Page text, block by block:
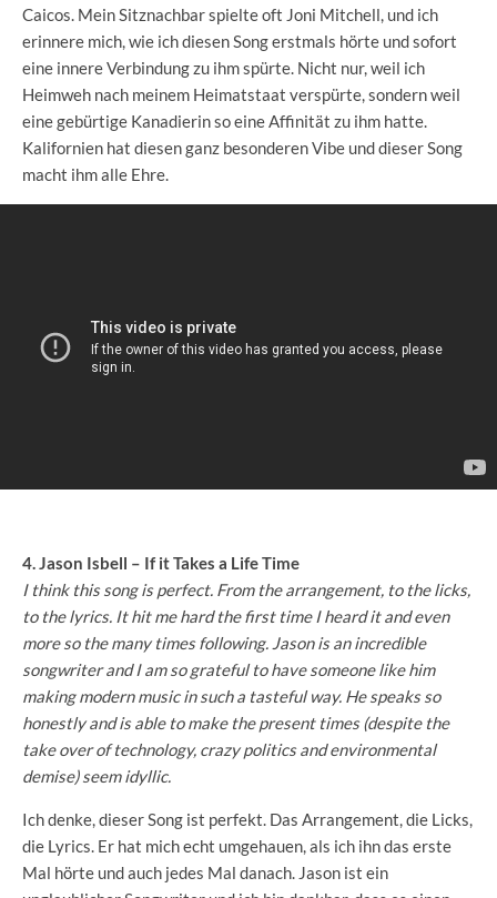
Caicos. Mein Sitznachbar spielte oft Joni Mitchell, und ich
erinnere mich, wie ich diesen Song erstmals hörte und sofort
eine innere Verbindung zu ihm spürte. Nicht nur, weil ich
Heimweh nach meinem Heimatstaat verspürte, sondern weil
eine gebürtige Kanadierin so eine Affinität zu ihm hatte.
Kalifornien hat diesen ganz besonderen Vibe und dieser Song
macht ihm alle Ehre.
4. Jason Isbell – If it Takes a Life Time
I think this song is perfect. From the arrangement, to the licks,
to the lyrics. It hit me hard the first time I heard it and even
more so the many times following. Jason is an incredible
songwriter and I am so grateful to have someone like him
making modern music in such a tasteful way. He speaks so
honestly and is able to make the present times (despite the
take over of technology, crazy politics and environmental
demise) seem idyllic.
Ich denke, dieser Song ist perfekt. Das Arrangement, die Licks,
die Lyrics. Er hat mich echt umgehauen, als ich ihn das erste
Mal hörte und auch jedes Mal danach. Jason ist ein